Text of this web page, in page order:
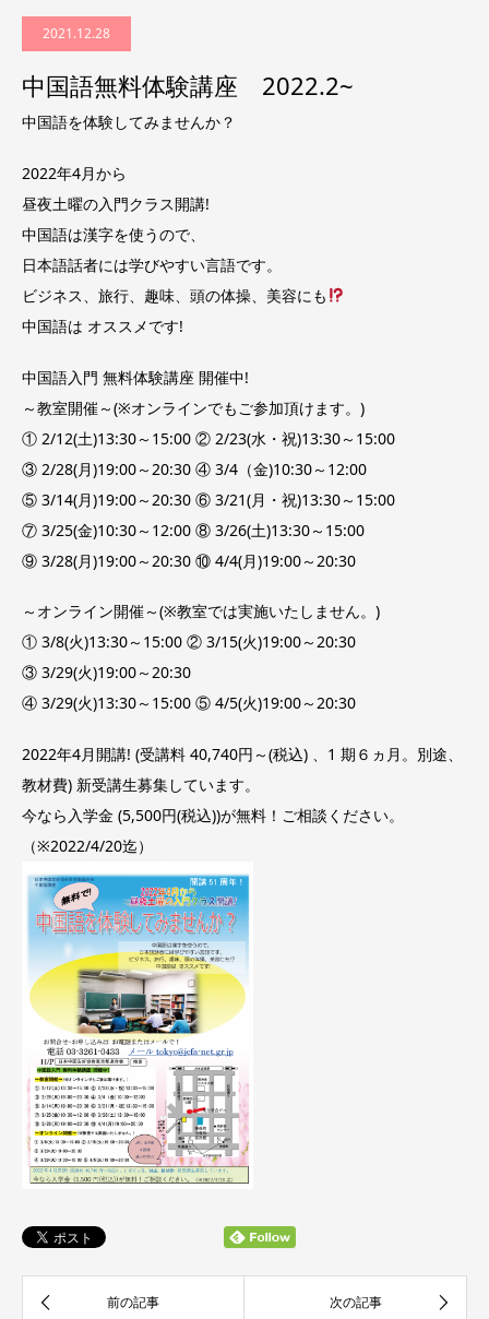
2021.12.28
中国語無料体験講座 2022.2~
中国語を体験してみませんか？
2022年4月から
昼夜土曜の入門クラス開講!
中国語は漢字を使うので、
日本語話者には学びやすい言語です。
ビジネス、旅行、趣味、頭の体操、美容にも
中国語は オススメです!
中国語入門 無料体験講座 開催中!
～教室開催～(※オンラインでもご参加頂けます。)
① 2/12(土)13:30～15:00 ② 2/23(水・祝)13:30～15:00
③ 2/28(月)19:00～20:30 ④ 3/4（金)10:30～12:00
⑤ 3/14(月)19:00～20:30 ⑥ 3/21(月・祝)13:30～15:00
⑦ 3/25(金)10:30～12:00 ⑧ 3/26(土)13:30～15:00
⑨ 3/28(月)19:00～20:30 ⑩ 4/4(月)19:00～20:30
～オンライン開催～(※教室では実施いたしません。)
① 3/8(火)13:30～15:00 ② 3/15(火)19:00～20:30
③ 3/29(火)19:00～20:30
④ 3/29(火)13:30～15:00 ⑤ 4/5(火)19:00～20:30
2022年4月開講! (受講料 40,740円～(税込) 、1 期６ヵ月。別途、
教材費) 新受講生募集しています。
今なら入学金 (5,500円(税込))が無料！ご相談ください。
（※2022/4/20迄）